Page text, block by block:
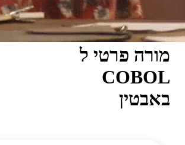
מורה פרטי ל
COBOL
באבטין